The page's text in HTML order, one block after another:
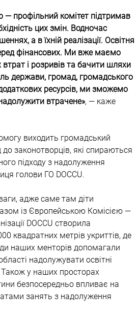
профільний комітет підтримав
цих змін. Водночас
а в їхній реалізації. Освітня
фінансових. Ми вже маємо
і розривів та бачити шляхи
держави, громад, громадського
ресурсів, ми зможемо
втрачене», — каже
виходить громадський
законотворців, які спираються
підходу з надолуження
голови ГО DOCCU.
адже саме там діти
із Європейською Комісією —
DOCCU створила
квадратних метрів укриттів, де
наших менторів допомагали
надолужувати освітні
Також у наших просторах
безпосередньо впливає на
занять з надолуження